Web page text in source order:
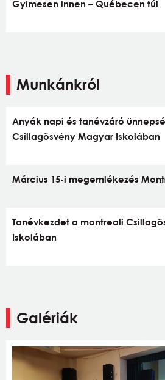
Gyimesen innen – Québecen túl
Munkánkról
Anyák napi és tanévzáró
Csillagösvény Magyar Iskolában
Március 15-i megemlékezés
Tanévkezdet a montreali
Iskolában
Galériák